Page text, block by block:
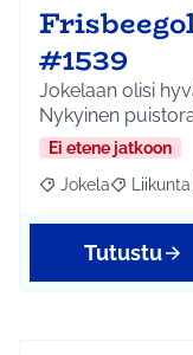
#1539
Jokelaan olisi
Nykyinen
Ei etene jatkoon
Rajaa tulokset
Jokela Rajaa
Tutustu